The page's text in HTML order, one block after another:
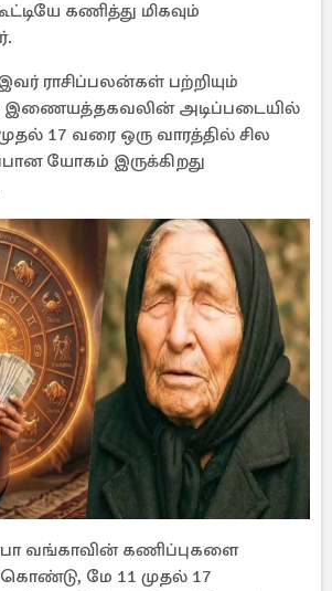
கணித்து மிகவும்
ராசிப்பலன்கள் பற்றியும்
இணையத்தகவலின் அடிப்படையில்
17 வரை ஒரு வாரத்தில் சில
யோகம் இருக்கிறது
வங்காவின் கணிப்புகளை
மே 11 முதல் 17